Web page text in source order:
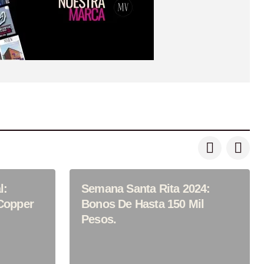
Semana Santa Rita 2024:
Bonos De Hasta 150 Mil
Pesos.